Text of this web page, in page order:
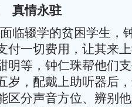
真情永驻
辍学的贫困学生，
付一切费用，让其来
明等，钟仁珠帮他们
岁，配戴上助听器后
区分声音方位、辨别